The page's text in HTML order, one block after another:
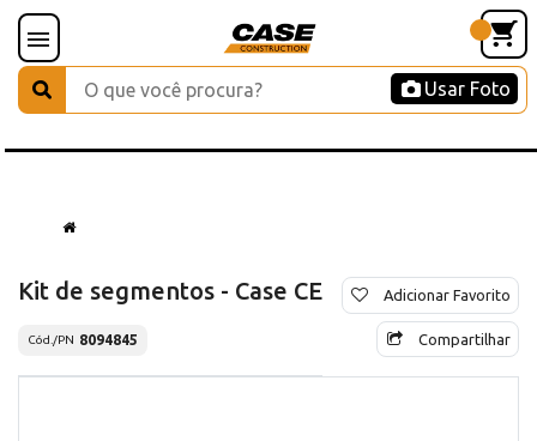
Usar Foto
Kit de segmentos - Case CE
Cód./PN 8094845
Adicionar Favorito
Compartilhar